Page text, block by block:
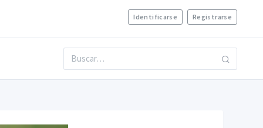
Identificarse Registrarse